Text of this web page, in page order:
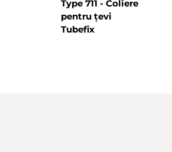
Type 711 - Coliere
pentru țevi
Tubefix